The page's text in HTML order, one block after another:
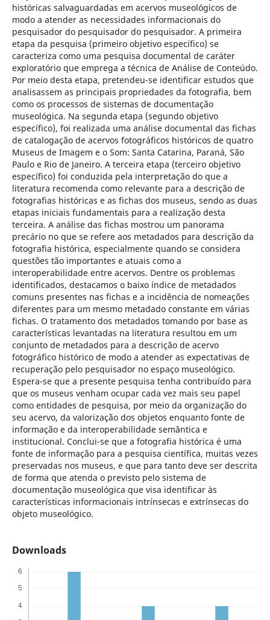
históricas salvaguardadas em acervos museológicos de
modo a atender as necessidades informacionais do
pesquisador do pesquisador do pesquisador. A primeira
etapa da pesquisa (primeiro objetivo específico) se
caracteriza como uma pesquisa documental de caráter
exploratório que emprega a técnica de Análise de Conteúdo.
Por meio desta etapa, pretendeu-se identificar estudos que
analisassem as principais propriedades da fotografia, bem
como os processos de sistemas de documentação
museológica. Na segunda etapa (segundo objetivo
específico), foi realizada uma análise documental das fichas
de catalogação de acervos fotográficos históricos de quatro
Museus de Imagem e o Som: Santa Catarina, Paraná, São
Paulo e Rio de Janeiro. A terceira etapa (terceiro objetivo
específico) foi conduzida pela interpretação do que a
literatura recomenda como relevante para a descrição de
fotografias históricas e as fichas dos museus, sendo as duas
etapas iniciais fundamentais para a realização desta
terceira. A análise das fichas mostrou um panorama
precário no que se refere aos metadados para descrição da
fotografia histórica, especialmente quando se considera
questões tão importantes e atuais como a
interoperabilidade entre acervos. Dentre os problemas
identificados, destacamos o baixo índice de metadados
comuns presentes nas fichas e a incidência de nomeações
diferentes para um mesmo metadado constante em várias
fichas. O tratamento dos metadados tomando por base as
características levantadas na literatura resultou em um
conjunto de metadados para a descrição de acervo
fotográfico histórico de modo a atender as expectativas de
recuperação pelo pesquisador no espaço museológico.
Espera-se que a presente pesquisa tenha contribuído para
que os museus venham ocupar cada vez mais seu papel
como entidades de pesquisa, por meio da organização do
seu acervo, da valorização dos objetos enquanto fonte de
informação e da interoperabilidade semântica e
institucional. Conclui-se que a fotografia histórica é uma
fonte de informação para a pesquisa científica, muitas vezes
preservadas nos museus, e que para tanto deve ser descrita
de forma que atenda o previsto pelo sistema de
documentação museológica que visa identificar às
características informacionais intrínsecas e extrínsecas do
objeto museológico.
Downloads